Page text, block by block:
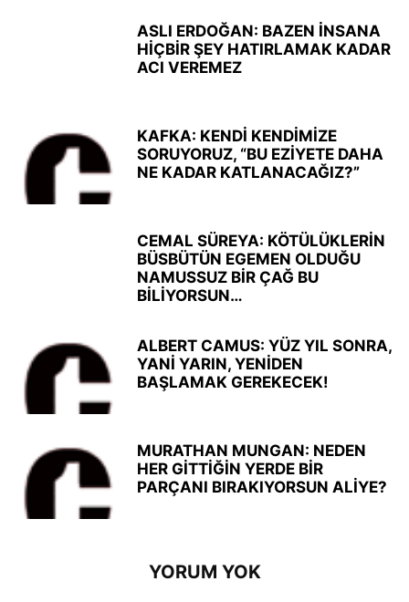
ASLI ERDOĞAN: BAZEN İNSANA
HİÇBİR ŞEY HATIRLAMAK KADAR
ACI VEREMEZ
KAFKA: KENDİ KENDİMİZE
SORUYORUZ, “BU EZİYETE DAHA
NE KADAR KATLANACAĞIZ?”
CEMAL SÜREYA: KÖTÜLÜKLERİN
BÜSBÜTÜN EGEMEN OLDUĞU
NAMUSSUZ BİR ÇAĞ BU
BİLİYORSUN…
ALBERT CAMUS: YÜZ YIL SONRA,
YANİ YARIN, YENİDEN
BAŞLAMAK GEREKECEK!
MURATHAN MUNGAN: NEDEN
HER GİTTİĞİN YERDE BİR
PARÇANI BIRAKIYORSUN ALİYE?
YORUM YOK